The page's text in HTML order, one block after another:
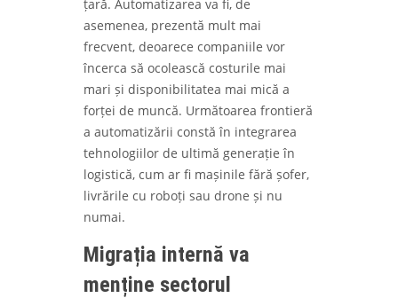
țară. Automatizarea va fi, de
asemenea, prezentă mult mai
frecvent, deoarece companiile vor
încerca să ocolească costurile mai
mari și disponibilitatea mai mică a
forței de muncă. Următoarea frontieră
a automatizării constă în integrarea
tehnologiilor de ultimă generație în
logistică, cum ar fi mașinile fără șofer,
livrările cu roboți sau drone și nu
numai.
Migrația internă va
menține sectorul